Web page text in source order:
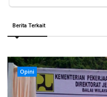
Berita Terkait
Opini